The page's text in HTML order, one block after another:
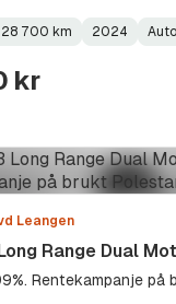
:
28 700 km 2024
kr
Leangen
Range Dual
Rentekampanje på